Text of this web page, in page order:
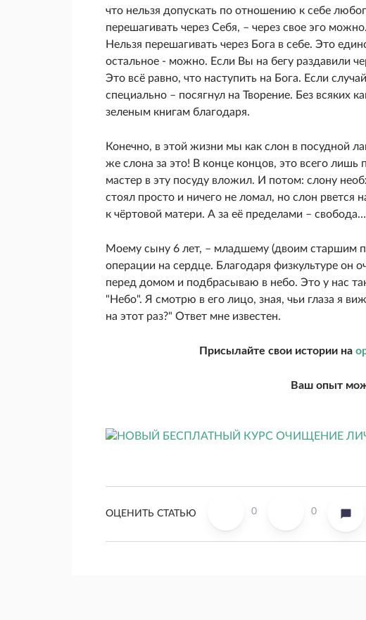
что нельзя допускать по отношению к себе
перешагивать через Себя, – через свое эго
Нельзя перешагивать через Бога в себе. Это
остальное - можно. Если Вы на бегу раздавили
Это всё равно, что наступить на Бога. Если
специально – посягнул на Творение. Без всяких
зеленым книгам благодаря.
Конечно, в этой жизни мы как слон в посудной
же слона за это! В конце концов, это всего лишь
мастер в эту посуду вложил. И потом: слону
стоял просто и ничего не ломал, но слон рвется
к чёртовой матери. А за её пределами – свобода…
Моему сыну 6 лет, – младшему (двоим старшим
операции на сердце. Благодаря физкультуре он
перед домом и подбрасываю в небо. Это у нас
"Небо". Я смотрю в его лицо, зная, чьи глаза я
на этот раз?" Ответ мне известен.
Присылайте свои истории на
Ваш опыт
ОЦЕНИТЬ СТАТЬЮ 0 0